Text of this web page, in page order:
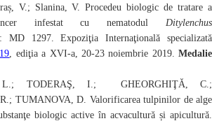
V.; Slanina, V. Procedeu biologic de tratare a
infestat cu nematodul Ditylenchus
MD 1297.Expoziţia Internaţională specializată
, ediţia a XVI-a, 20-23 noiembrie 2019. Medalie
L.; TODERAŞ, I.;
GHEORGHIŢĂ, C.;
TUMANOVA, D. Valorificarea tulpinilor de alge
biologic active în acvacultură și apicultură.